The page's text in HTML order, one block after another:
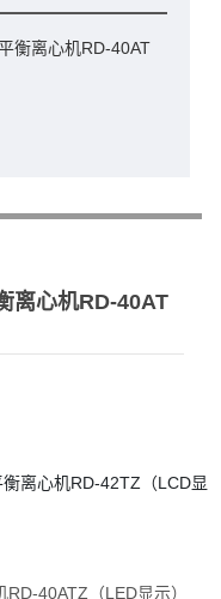
衡离心机RD-40AT
离心机RD-40AT
衡离心机RD-42TZ（LCD显
40ATZ（LED显示）